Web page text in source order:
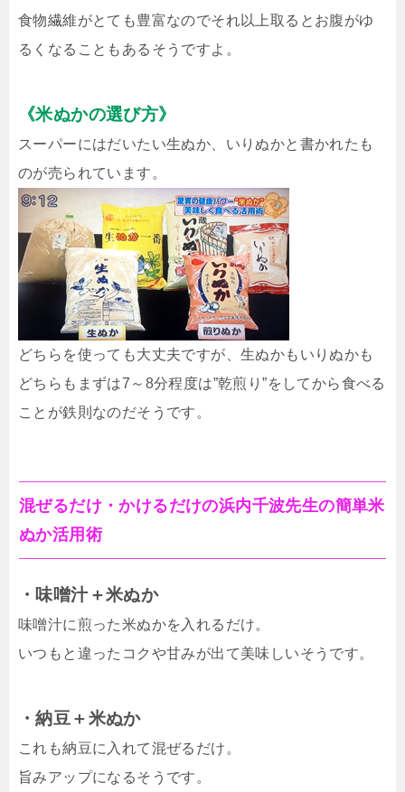
食物繊維がとても豊富なのでそれ以上取るとお腹がゆ
るくなることもあるそうですよ。
《米ぬかの選び方》
スーパーにはだいたい生ぬか、いりぬかと書かれたも
のが売られています。
どちらを使っても大丈夫ですが、生ぬかもいりぬかも
どちらもまずは7～8分程度は”乾煎り”をしてから食べる
ことが鉄則なのだそうです。
混ぜるだけ・かけるだけの浜内千波先生の簡単米
ぬか活用術
・味噌汁＋米ぬか
味噌汁に煎った米ぬかを入れるだけ。
いつもと違ったコクや甘みが出て美味しいそうです。
・納豆＋米ぬか
これも納豆に入れて混ぜるだけ。
旨みアップになるそうです。